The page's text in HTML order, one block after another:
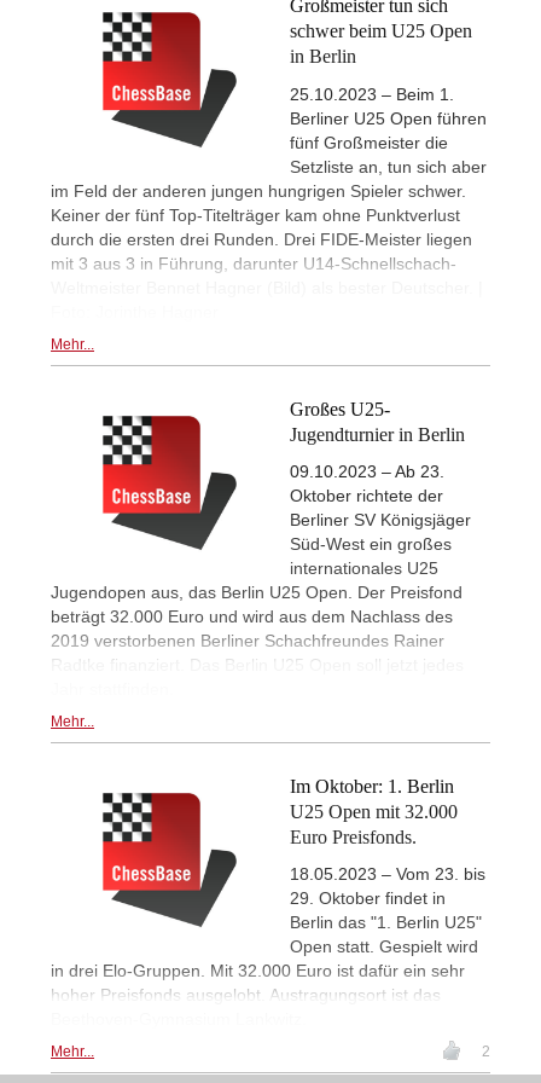
Großmeister tun sich
schwer beim U25 Open
in Berlin
25.10.2023 – Beim 1.
Berliner U25 Open führen
fünf Großmeister die
Setzliste an, tun sich aber
im Feld der anderen jungen hungrigen Spieler schwer.
Keiner der fünf Top-Titelträger kam ohne Punktverlust
durch die ersten drei Runden. Drei FIDE-Meister liegen
mit 3 aus 3 in Führung, darunter U14-Schnellschach-
Mehr...
Großes U25-
Jugendturnier in Berlin
09.10.2023 – Ab 23.
Oktober richtete der
Berliner SV Königsjäger
Süd-West ein großes
internationales U25
Jugendopen aus, das Berlin U25 Open. Der Preisfond
beträgt 32.000 Euro und wird aus dem Nachlass des
2019 verstorbenen Berliner Schachfreundes Rainer
Radtke finanziert. Das Berlin U25 Open soll jetzt jedes
Mehr...
Im Oktober: 1. Berlin
U25 Open mit 32.000
Euro Preisfonds.
18.05.2023 – Vom 23. bis
29. Oktober findet in
Berlin das "1. Berlin U25"
Open statt. Gespielt wird
in drei Elo-Gruppen. Mit 32.000 Euro ist dafür ein sehr
hoher Preisfonds ausgelobt. Austragungsort ist das
Mehr... 2